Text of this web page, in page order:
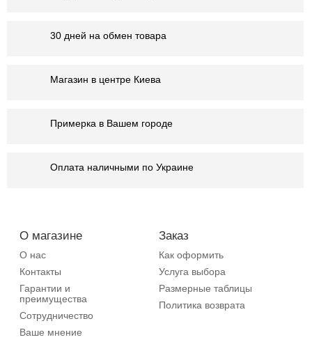
30 дней на обмен товара
Магазин в центре Киева
Примерка в Вашем городе
Оплата наличными по Украине
О магазине
О нас
Контакты
Гарантии и
преимущества
Сотрудничество
Ваше мнение
Заказ
Как оформить
Услуга выбора
Размерные таблицы
Политика возврата